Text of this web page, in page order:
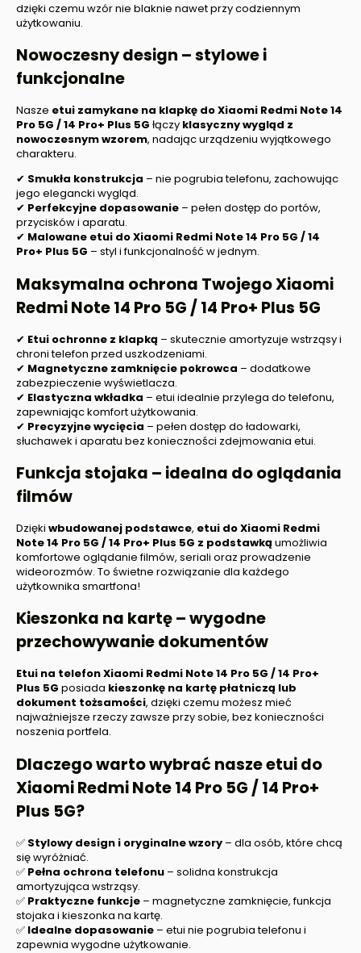
dzięki czemu wzór nie blaknie nawet przy codziennym
użytkowaniu.
Nowoczesny design – stylowe i
funkcjonalne
Nasze etui zamykane na klapkę do Xiaomi Redmi Note 14
Pro 5G / 14 Pro+ Plus 5G łączy klasyczny wygląd z
nowoczesnym wzorem, nadając urządzeniu wyjątkowego
charakteru.
✔ Smukła konstrukcja – nie pogrubia telefonu, zachowując
jego elegancki wygląd.
✔ Perfekcyjne dopasowanie – pełen dostęp do portów,
przycisków i aparatu.
✔ Malowane etui do Xiaomi Redmi Note 14 Pro 5G / 14
Pro+ Plus 5G – styl i funkcjonalność w jednym.
Maksymalna ochrona Twojego Xiaomi
Redmi Note 14 Pro 5G / 14 Pro+ Plus 5G
✔ Etui ochronne z klapką – skutecznie amortyzuje wstrząsy i
chroni telefon przed uszkodzeniami.
✔ Magnetyczne zamknięcie pokrowca – dodatkowe
zabezpieczenie wyświetlacza.
✔ Elastyczna wkładka – etui idealnie przylega do telefonu,
zapewniając komfort użytkowania.
✔ Precyzyjne wycięcia – pełen dostęp do ładowarki,
słuchawek i aparatu bez konieczności zdejmowania etui.
Funkcja stojaka – idealna do oglądania
filmów
Dzięki wbudowanej podstawce, etui do Xiaomi Redmi
Note 14 Pro 5G / 14 Pro+ Plus 5G z podstawką umożliwia
komfortowe oglądanie filmów, seriali oraz prowadzenie
wideorozmów. To świetne rozwiązanie dla każdego
użytkownika smartfona!
Kieszonka na kartę – wygodne
przechowywanie dokumentów
Etui na telefon Xiaomi Redmi Note 14 Pro 5G / 14 Pro+
Plus 5G posiada kieszonkę na kartę płatniczą lub
dokument tożsamości, dzięki czemu możesz mieć
najważniejsze rzeczy zawsze przy sobie, bez konieczności
noszenia portfela.
Dlaczego warto wybrać nasze etui do
Xiaomi Redmi Note 14 Pro 5G / 14 Pro+
Plus 5G?
✅ Stylowy design i oryginalne wzory – dla osób, które chcą
się wyróżniać.
✅ Pełna ochrona telefonu – solidna konstrukcja
amortyzująca wstrząsy.
✅ Praktyczne funkcje – magnetyczne zamknięcie, funkcja
stojaka i kieszonka na kartę.
✅ Idealne dopasowanie – etui nie pogrubia telefonu i
zapewnia wygodne użytkowanie.